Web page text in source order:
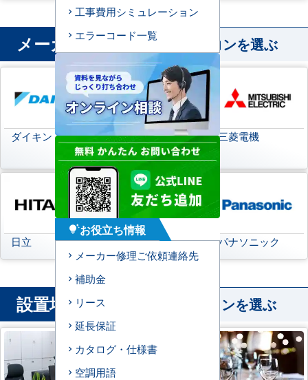
メーカー から業務用エアコンを選ぶ
ダイキン
日本キヤリア
(旧:東芝キヤリア)
三菱電機
日立 三菱重工 パナソニック
設置場所 から業務用エアコンを選ぶ
工事費用シミュレーション
エラーコード一覧
tips_and_updatesお役立ち情報
メーカー修理ご依頼連絡先
補助金
リース
延長保証
カタログ・仕様書
空調用語